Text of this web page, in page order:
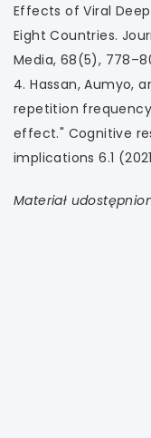
Effects of Viral
Eight Countries.
Media, 68(5),
4. Hassan, Aumyo,
repetition
effect." Cognitive
implications 6.1
Materiał